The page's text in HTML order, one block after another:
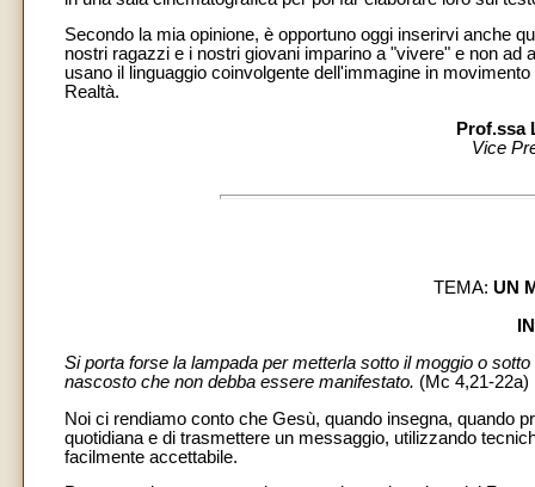
Secondo la mia opinione, è opportuno oggi inserirvi anche
nostri ragazzi e i nostri giovani imparino a "vivere" e non
usano il linguaggio coinvolgente dell'immagine in
Realtà.
Prof.ssa
Vice
TEMA: UN
Si porta forse la lampada per metterla sotto il moggio o
nascosto che non debba essere manifestato. (Mc 4,21-22a)
Noi ci rendiamo conto che Gesù, quando insegna, quando
quotidiana e di trasmettere un messaggio, utilizzando
facilmente accettabile.